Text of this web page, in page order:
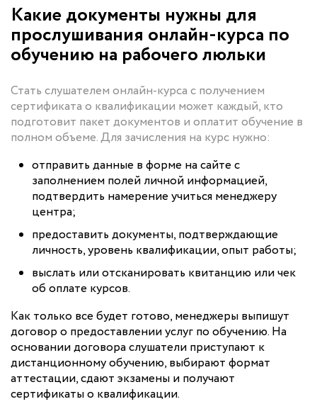
Какие документы нужны для
прослушивания онлайн-курса по
обучению на рабочего люльки
Стать слушателем онлайн-курса с получением
сертификата о квалификации может каждый, кто
подготовит пакет документов и оплатит обучение в
полном объеме. Для зачисления на курс нужно:
отправить данные в форме на сайте с
заполнением полей личной информацией,
подтвердить намерение учиться менеджеру
центра;
предоставить документы, подтверждающие
личность, уровень квалификации, опыт работы;
выслать или отсканировать квитанцию или чек
об оплате курсов.
Как только все будет готово, менеджеры выпишут
договор о предоставлении услуг по обучению. На
основании договора слушатели приступают к
дистанционному обучению, выбирают формат
аттестации, сдают экзамены и получают
сертификаты о квалификации.